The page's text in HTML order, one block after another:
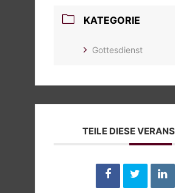
KATEGORIE
Gottesdienst
TEILE DIESE